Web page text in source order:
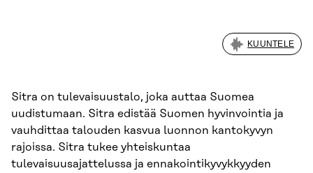
KUUNTELE
Sitra on tulevaisuustalo, joka auttaa Suomea
uudistumaan. Sitra edistää Suomen hyvinvointia ja
vauhdittaa talouden kasvua luonnon kantokyvyn
rajoissa. Sitra tukee yhteiskuntaa
tulevaisuusajattelussa ja ennakointikyvykkyyden